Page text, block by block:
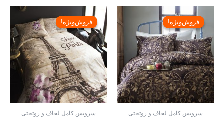
فروش‌ویژه!
فروش‌ویژه!
سرویس کامل لحاف و روتختی
تومان۱۵,۶۰۰,۰۰۰
بود.
تومان۱۰,۹۲۰,۰۰۰.
فروش‌ویژه!
فروش‌ویژه!
سرویس کامل لحاف و روتختی
Price
through
تومان۱۳,۰۹۰,۰۰۰